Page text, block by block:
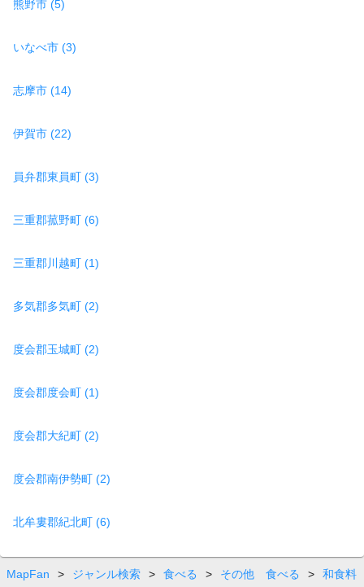
熊野市 (5)
いなべ市 (3)
志摩市 (14)
伊賀市 (22)
員弁郡東員町 (3)
三重郡菰野町 (6)
三重郡川越町 (1)
多気郡多気町 (2)
度会郡玉城町 (2)
度会郡度会町 (1)
度会郡大紀町 (2)
度会郡南伊勢町 (2)
北牟婁郡紀北町 (6)
MapFan > ジャンル検索 > 食べる > その他 食べる >
和食料